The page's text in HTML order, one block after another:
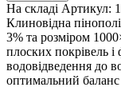
На складі Артикул:
Клиновідна
3% та розміром
плоских покрівель
водовідведення до
оптимальний баланс